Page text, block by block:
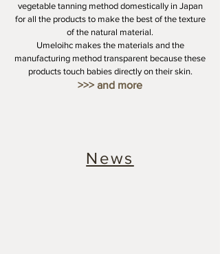
vegetable tanning method domestically in Japan
for all the products to make the best of the texture
of the natural material.
Umeloihc makes the materials and the
manufacturing method transparent because these
products touch babies directly on their skin.
>>> and more
News